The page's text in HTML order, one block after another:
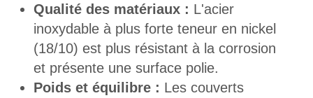
Qualité des matériaux : L'acier
inoxydable à plus forte teneur en nickel
(18/10) est plus résistant à la corrosion
et présente une surface polie.
Poids et équilibre : Les couverts